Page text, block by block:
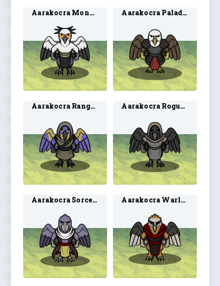
Aarakocra Monk 2 Aarakocra Paladin 4
Aarakocra Ranger 2 Aarakocra Rogue 2
Aarakocra Sorcerer 2 Aarakocra Warlock 2